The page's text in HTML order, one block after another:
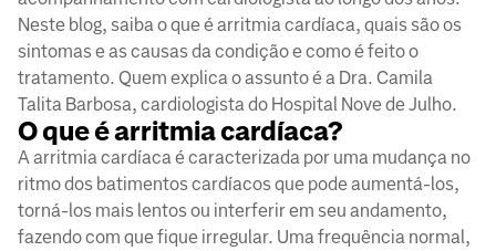
Neste blog, saiba o que é arritmia cardíaca, quais são os
sintomas e as causas da condição e como é feito o
tratamento. Quem explica o assunto é a Dra. Camila
Talita Barbosa, cardiologista do Hospital Nove de Julho.
O que é arritmia cardíaca?
A arritmia cardíaca é caracterizada por uma mudança no
ritmo dos batimentos cardíacos que pode aumentá-los,
torná-los mais lentos ou interferir em seu andamento,
fazendo com que fique irregular. Uma frequência normal,